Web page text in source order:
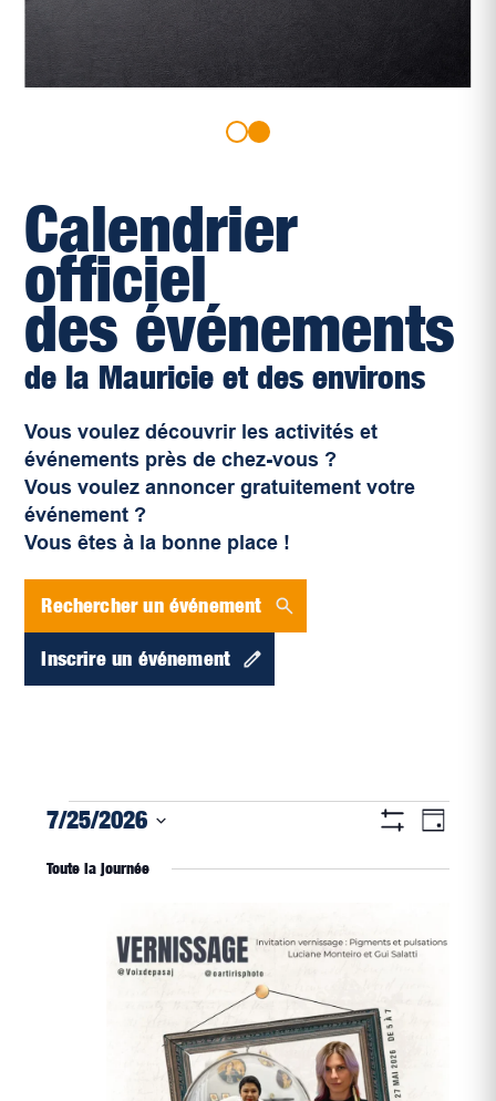
Calendrier
officiel
des événements
de la Mauricie et des environs
Vous voulez découvrir les activités et
événements près de chez-vous ?
Vous voulez annoncer gratuitement votre
événement ?
Vous êtes à la bonne place !
Rechercher un événement
Inscrire un événement
Évènements
for
Filtres vues
Jour
7/25/2026
une
Toute la journée